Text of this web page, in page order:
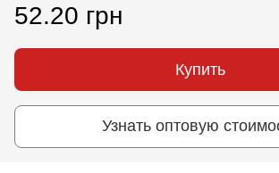
52.20 грн
Купить
Узнать оптовую